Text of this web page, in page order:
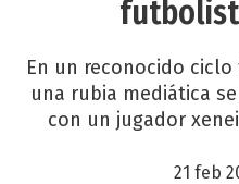
En un reconocido
una rubia mediática
con un jugador
21 feb